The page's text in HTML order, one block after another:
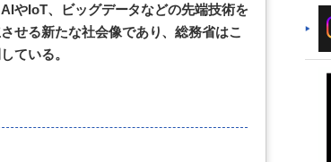
やIoT、ビッグデータなどの先端技術を
せる新たな社会像であり、総務省はこ
ている。